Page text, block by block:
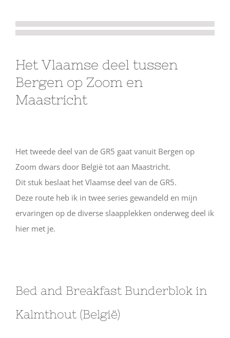
Het Vlaamse deel tussen
Bergen op Zoom en
Maastricht
Het tweede deel van de GR5 gaat vanuit Bergen op
Zoom dwars door België tot aan Maastricht.
Dit stuk beslaat het Vlaamse deel van de GR5.
Deze route heb ik in twee series gewandeld en mijn
ervaringen op de diverse slaapplekken onderweg deel ik
hier met je.
Bed and Breakfast Bunderblok in
Kalmthout (België)